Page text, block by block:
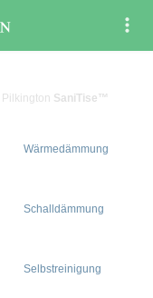
Pilkington SaniTise™
Wärmedämmung
Schalldämmung
Selbstreinigung